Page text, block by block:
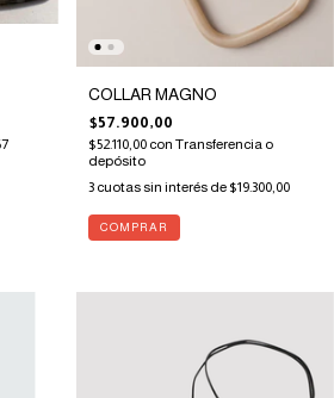
COLLAR MAGNO
$57.900,00
$52.110,00 con Transferencia o
depósito
3 cuotas sin interés de $19.300,00